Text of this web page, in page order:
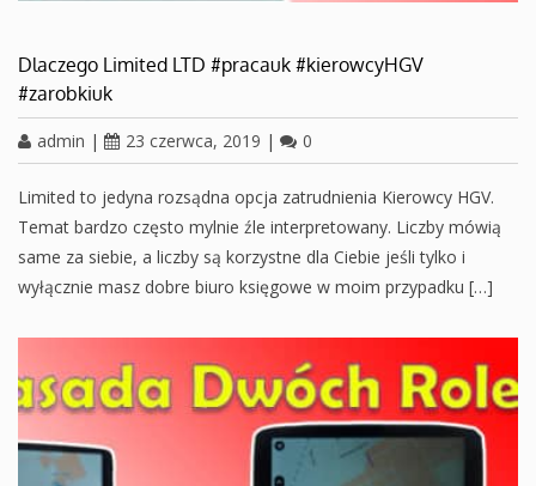
Dlaczego Limited LTD #pracauk #kierowcyHGV
#zarobkiuk
admin | 23 czerwca, 2019 | 0
Limited to jedyna rozsądna opcja zatrudnienia Kierowcy HGV.
Temat bardzo często mylnie źle interpretowany. Liczby mówią
same za siebie, a liczby są korzystne dla Ciebie jeśli tylko i
wyłącznie masz dobre biuro księgowe w moim przypadku […]